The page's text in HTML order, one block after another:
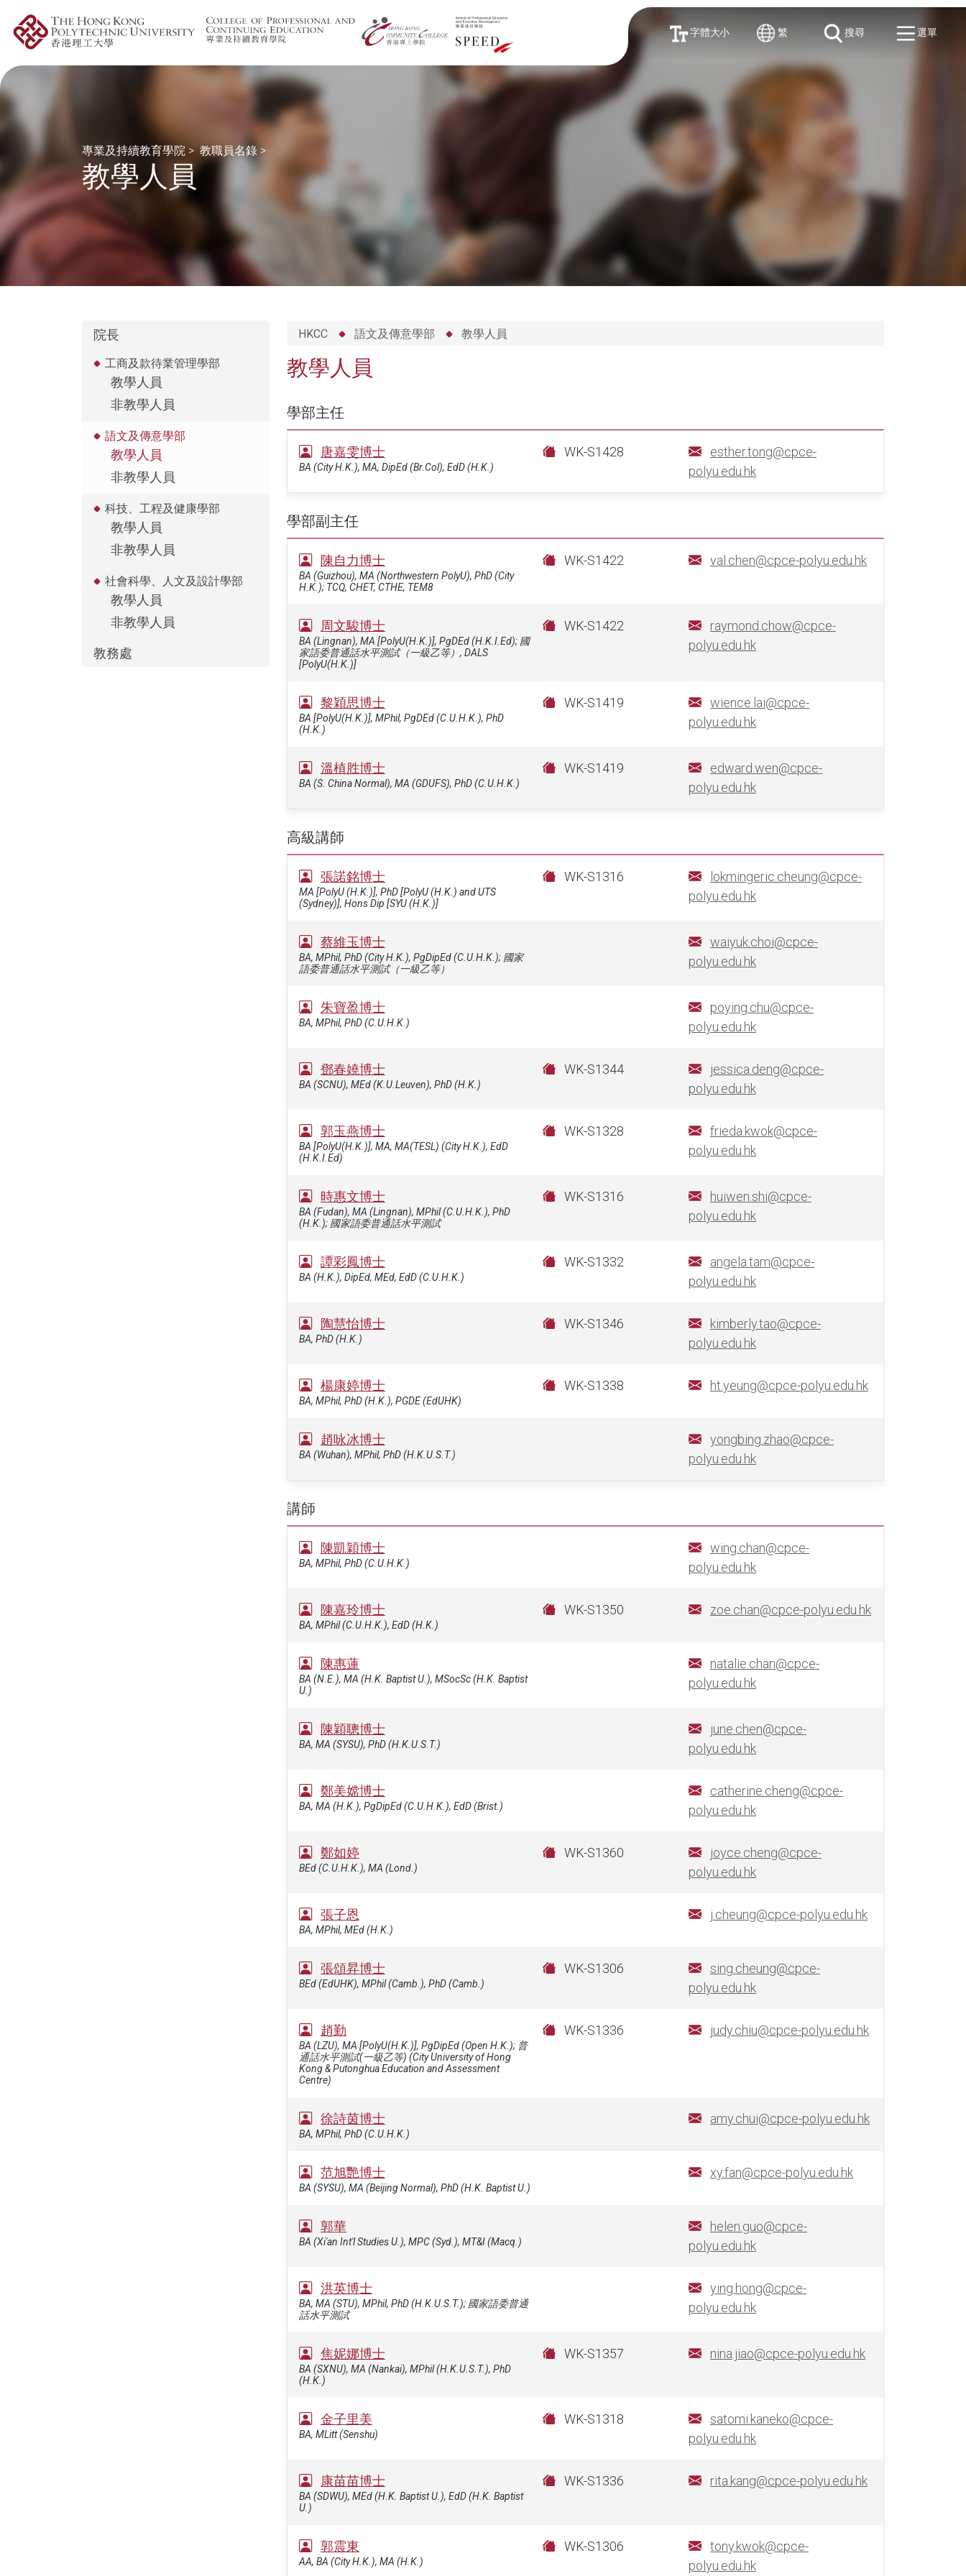
字體大小 繁 搜尋 選單
專業及持續教育學院 > 教職員名錄 >
教學人員
院長
工商及款待業管理學部
教學人員
非教學人員
語文及傳意學部
教學人員
非教學人員
科技、工程及健康學部
教學人員
非教學人員
社會科學、人文及設計學部
教學人員
非教學人員
教務處
HKCC 語文及傳意學部 教學人員
教學人員
學部主任
唐嘉雯博士
BA (City H.K.), MA, DipEd (Br.Col), EdD (H.K.)
WK-S1428
esther.tong@cpce-
polyu.edu.hk
學部副主任
陳自力博士
BA (Guizhou), MA (Northwestern PolyU), PhD (City
H.K.); TCQ, CHET, CTHE, TEM8
WK-S1422 val.chen@cpce-polyu.edu.hk
周文駿博士
BA (Lingnan), MA [PolyU(H.K.)], PgDEd (H.K.I.Ed); 國
家語委普通話水平測試（一級乙等）, DALS
[PolyU(H.K.)]
WK-S1422
raymond.chow@cpce-
polyu.edu.hk
黎穎思博士
BA [PolyU(H.K.)], MPhil, PgDEd (C.U.H.K.), PhD
(H.K.)
WK-S1419
wience.lai@cpce-
polyu.edu.hk
溫植胜博士
BA (S. China Normal), MA (GDUFS), PhD (C.U.H.K.)
WK-S1419
edward.wen@cpce-
polyu.edu.hk
高級講師
張諾銘博士
MA [PolyU (H.K.)], PhD [PolyU (H.K.) and UTS
(Sydney)], Hons Dip [SYU (H.K.)]
WK-S1316
lokmingeric.cheung@cpce-
polyu.edu.hk
蔡維玉博士
BA, MPhil, PhD (City H.K.), PgDipEd (C.U.H.K.); 國家
語委普通話水平測試（一級乙等）
waiyuk.choi@cpce-
polyu.edu.hk
朱寶盈博士
BA, MPhil, PhD (C.U.H.K.)
poying.chu@cpce-
polyu.edu.hk
鄧春嬈博士
BA (SCNU), MEd (K.U.Leuven), PhD (H.K.)
WK-S1344
jessica.deng@cpce-
polyu.edu.hk
郭玉燕博士
BA [PolyU(H.K.)], MA, MA(TESL) (City H.K.), EdD
(H.K.I.Ed)
WK-S1328
frieda.kwok@cpce-
polyu.edu.hk
時惠文博士
BA (Fudan), MA (Lingnan), MPhil (C.U.H.K.), PhD
(H.K.); 國家語委普通話水平測試
WK-S1316
huiwen.shi@cpce-
polyu.edu.hk
譚彩鳳博士
BA (H.K.), DipEd, MEd, EdD (C.U.H.K.)
WK-S1332
angela.tam@cpce-
polyu.edu.hk
陶慧怡博士
BA, PhD (H.K.)
WK-S1346
kimberly.tao@cpce-
polyu.edu.hk
楊康婷博士
BA, MPhil, PhD (H.K.), PGDE (EdUHK)
WK-S1338 ht.yeung@cpce-polyu.edu.hk
趙咏冰博士
BA (Wuhan), MPhil, PhD (H.K.U.S.T.)
yongbing.zhao@cpce-
polyu.edu.hk
講師
陳凱穎博士
BA, MPhil, PhD (C.U.H.K.)
wing.chan@cpce-
polyu.edu.hk
陳嘉玲博士
BA, MPhil (C.U.H.K.), EdD (H.K.)
WK-S1350 zoe.chan@cpce-polyu.edu.hk
陳惠蓮
BA (N.E.), MA (H.K. Baptist U.), MSocSc (H.K. Baptist
U.)
natalie.chan@cpce-
polyu.edu.hk
陳穎聰博士
BA, MA (SYSU), PhD (H.K.U.S.T.)
june.chen@cpce-
polyu.edu.hk
鄭美嫦博士
BA, MA (H.K.), PgDipEd (C.U.H.K.), EdD (Brist.)
catherine.cheng@cpce-
polyu.edu.hk
鄭如婷
BEd (C.U.H.K.), MA (Lond.)
WK-S1360
joyce.cheng@cpce-
polyu.edu.hk
張子恩
BA, MPhil, MEd (H.K.)
j.cheung@cpce-polyu.edu.hk
張頌昇博士
BEd (EdUHK), MPhil (Camb.), PhD (Camb.)
WK-S1306
sing.cheung@cpce-
polyu.edu.hk
趙勤
BA (LZU), MA [PolyU(H.K.)], PgDipEd (Open H.K.); 普
通話水平測試(一級乙等) (City University of Hong
Kong & Putonghua Education and Assessment
Centre)
WK-S1336 judy.chiu@cpce-polyu.edu.hk
徐詩茵博士
BA, MPhil, PhD (C.U.H.K.)
amy.chui@cpce-polyu.edu.hk
范旭艷博士
BA (SYSU), MA (Beijing Normal), PhD (H.K. Baptist U.)
xy.fan@cpce-polyu.edu.hk
郭華
BA (Xi'an Int'l Studies U.), MPC (Syd.), MT&I (Macq.)
helen.guo@cpce-
polyu.edu.hk
洪英博士
BA, MA (STU), MPhil, PhD (H.K.U.S.T.); 國家語委普通
話水平測試
ying.hong@cpce-
polyu.edu.hk
焦妮娜博士
BA (SXNU), MA (Nankai), MPhil (H.K.U.S.T.), PhD
(H.K.)
WK-S1357 nina.jiao@cpce-polyu.edu.hk
金子里美
BA, MLitt (Senshu)
WK-S1318
satomi.kaneko@cpce-
polyu.edu.hk
康苗苗博士
BA (SDWU), MEd (H.K. Baptist U.), EdD (H.K. Baptist
U.)
WK-S1336 rita.kang@cpce-polyu.edu.hk
郭震東
AA, BA (City H.K.), MA (H.K.)
WK-S1306
tony.kwok@cpce-
polyu.edu.hk